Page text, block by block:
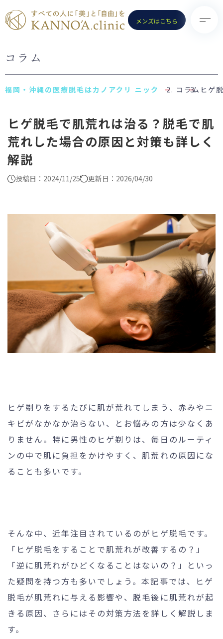
メンズはこちら
TOP
クリニック一覧
お知らせ
初めての方へ
よくある質問
お問い合わせ
未成年の方へ
- 医療脱毛（女性）
- ポテンツァ
- ノーリス(IPL)
- ピコトーニング
（Dr.施術）
- ピコスポット
- 刺青(タトゥー）除去
- VISIA
- CO2（炭酸ガス）レーザー
- ジュベルック(Juvelook)
- ボツリヌストキシン注射
- ケミカルピーリング
ーザーシャワー
- 点滴・注射
- 他院抜糸・ホッチキス除去
コラム
コラム ヒゲ
ヒゲ脱毛で肌荒れは治る？脱毛で肌
荒れした場合の原因と対策も詳しく
解説
投稿日：2024/11/25 更新日：2026/04/30
ヒゲ剃りをするたびに肌が荒れてしまう、赤みやニ
キビがなかなか治らない、とお悩みの方は少なくあ
りません。特に男性のヒゲ剃りは、毎日のルーティ
ンの中で肌に負担をかけやすく、肌荒れの原因にな
ることも多いです。
そんな中、近年注目されているのがヒゲ脱毛です。
「ヒゲ脱毛をすることで肌荒れが改善するの？」
「逆に肌荒れがひどくなることはないの？」といっ
た疑問を持つ方も多いでしょう。本記事では、ヒゲ
脱毛が肌荒れに与える影響や、脱毛後に肌荒れが起
きる原因、さらにはその対策方法を詳しく解説しま
す。